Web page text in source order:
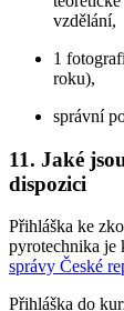
vzdělání,
1
roku),
správní
11. Jaké
dispozici
Přihláška ke
pyrotechnika je
správy České
Přihláška do